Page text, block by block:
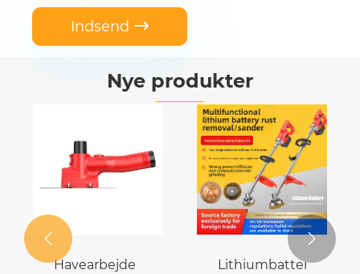
Indsend 
Nye produkter
Havearbejde
Lithiumbatteri
 